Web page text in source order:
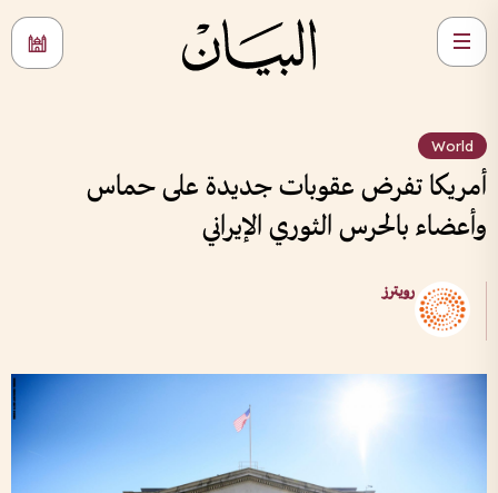
World
أمريكا تفرض عقوبات جديدة على حماس
وأعضاء بالحرس الثوري الإيراني
رويترز